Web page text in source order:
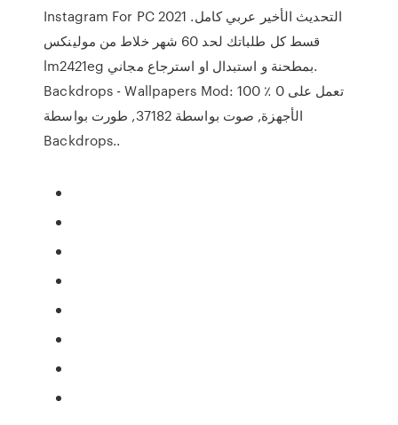
Instagram For PC 2021 التحديث الأخير عربي كامل.
قسط كل طلباتك لحد 60 شهر خلاط من مولينكس
lm2421eg بمطحنة و استبدال او استرجاع مجاني.
Backdrops - Wallpapers‏ Mod: 100 ٪ تعمل على 0
الأجهزة, صوت بواسطة 37182, طورت بواسطة
Backdrops..